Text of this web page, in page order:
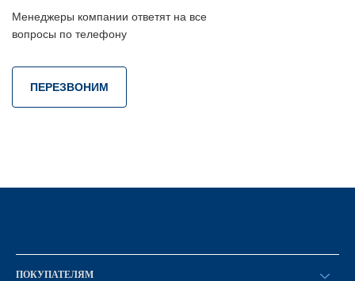
Менеджеры компании ответят на все
вопросы по телефону
ПЕРЕЗВОНИМ
ПОКУПАТЕЛЯМ